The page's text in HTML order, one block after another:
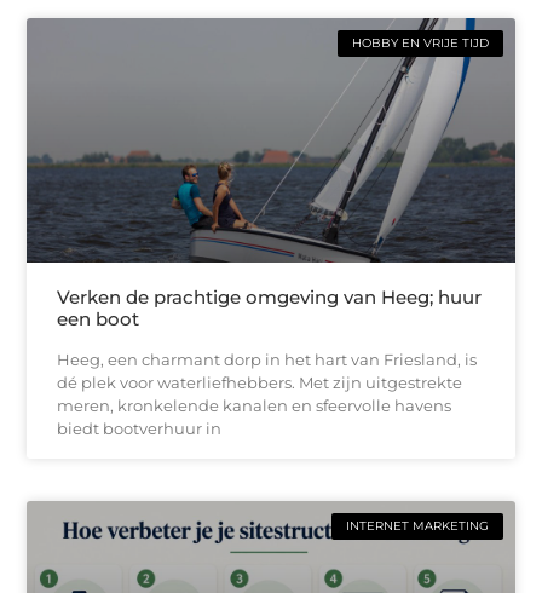
HOBBY EN VRIJE TIJD
Verken de prachtige omgeving van Heeg; huur
een boot
Heeg, een charmant dorp in het hart van Friesland, is
dé plek voor waterliefhebbers. Met zijn uitgestrekte
meren, kronkelende kanalen en sfeervolle havens
biedt bootverhuur in
INTERNET MARKETING